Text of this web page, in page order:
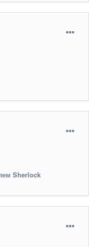
Sherlock